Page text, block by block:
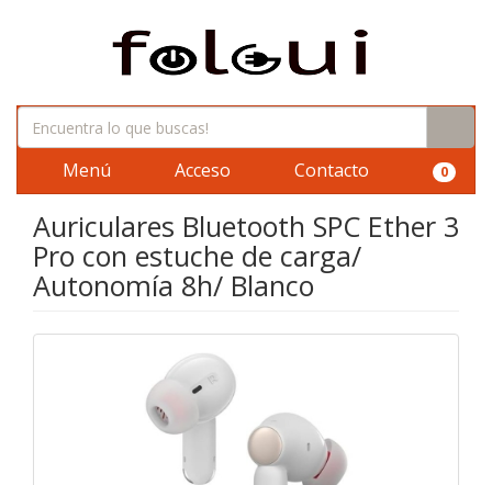
Menú Acceso Contacto 0
Auriculares Bluetooth SPC Ether 3
Pro con estuche de carga/
Autonomía 8h/ Blanco